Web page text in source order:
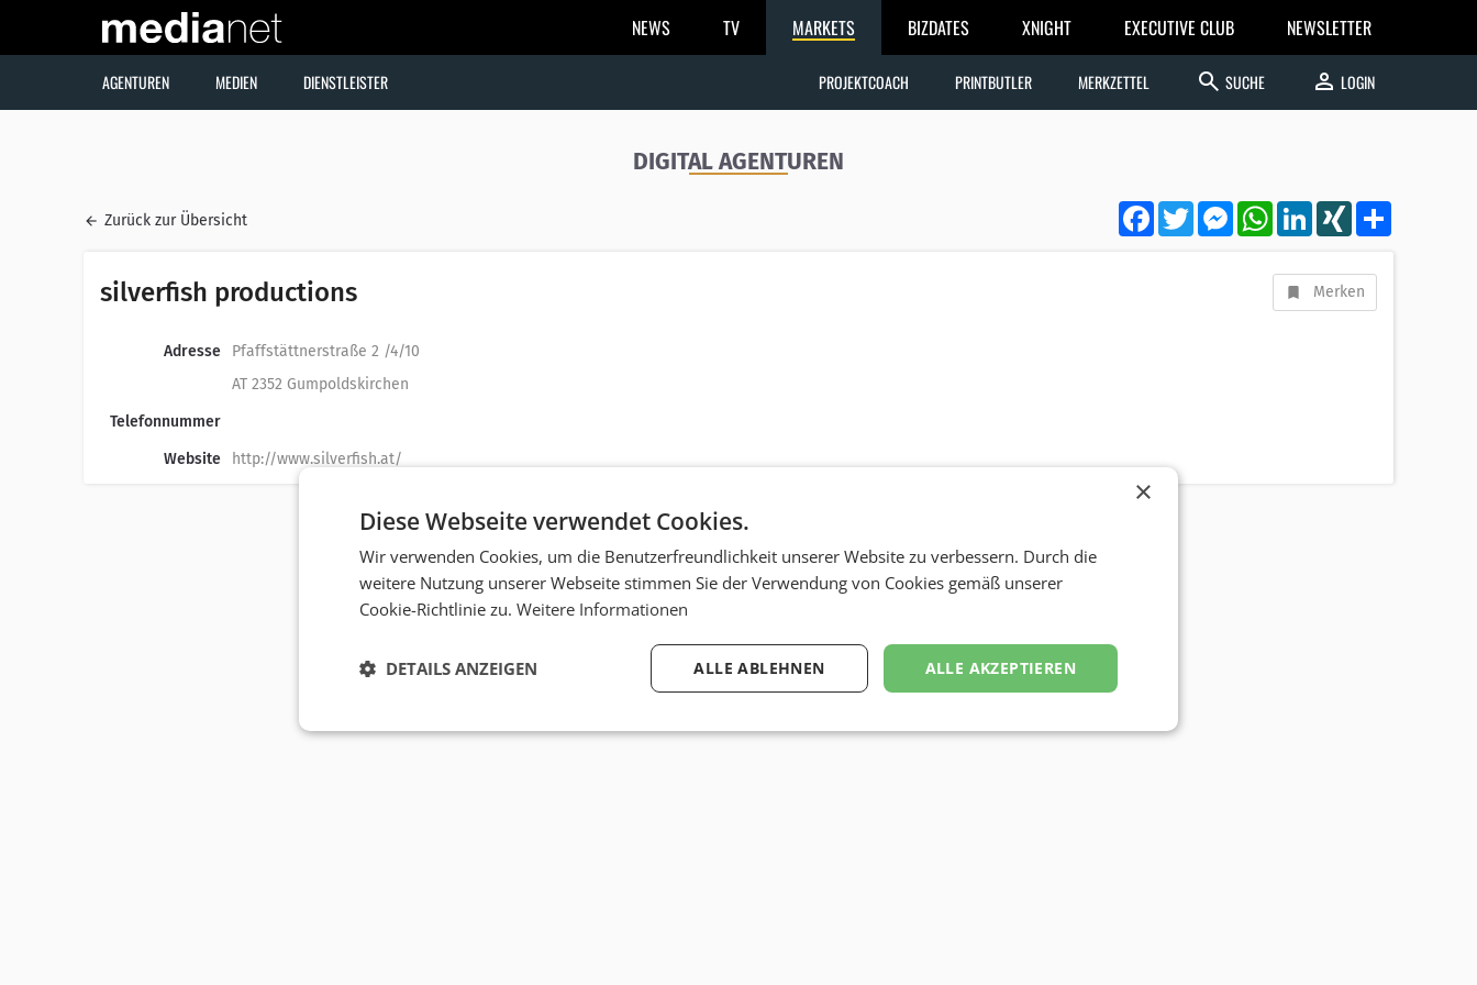
NEWS TV MARKETS BIZDATES XNIGHT EXECUTIVE CLUB NEWSLETTER
AGENTUREN MEDIEN DIENSTLEISTER PROJEKTCOACH PRINTBUTLER MERKZETTEL search SUCHE person LOGIN
DIGITAL AGENTUREN
Zurück zur Übersicht
FacebookTwitterMessengerWhatsApp
LinkedInXING
silverfish productions Merken
Adresse
Pfaffstättnerstraße 2 /4/10
AT 2352 Gumpoldskirchen
Telefonnummer
Website
http://www.silverfish.at/
×
Diese Webseite verwendet Cookies.
Wir verwenden Cookies, um die Benutzerfreundlichkeit unserer Website zu verbessern. Durch die
weitere Nutzung unserer Webseite stimmen Sie der Verwendung von Cookies gemäß unserer
Cookie-Richtlinie zu. Weitere Informationen
ALLE AKZEPTIEREN
ALLE ABLEHNEN
DETAILS ANZEIGEN